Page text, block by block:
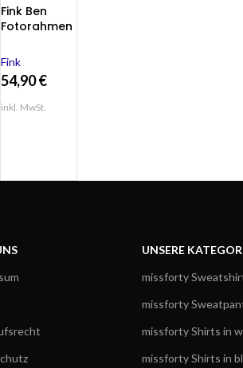
Fink Ben
Fotorahmen
n silber
Rahmen
10×15
Glasrahmen
Fink
54,90€
inkl. MwSt.
UNSERE
missforty
missforty
missforty Shirts in
missforty Shirts in